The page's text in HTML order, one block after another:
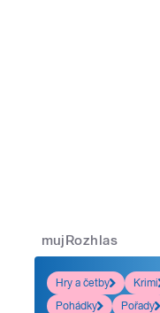
mujRozhlas
Hry a četby
Krimi
Pohádky
Pořady